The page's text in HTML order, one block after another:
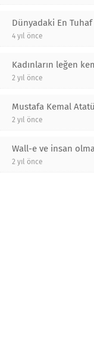
Dünyadaki En Tuhaf
4 yıl önce
Kadınların leğen
2 yıl önce
Mustafa Kemal
2 yıl önce
Wall-e ve insan
2 yıl önce